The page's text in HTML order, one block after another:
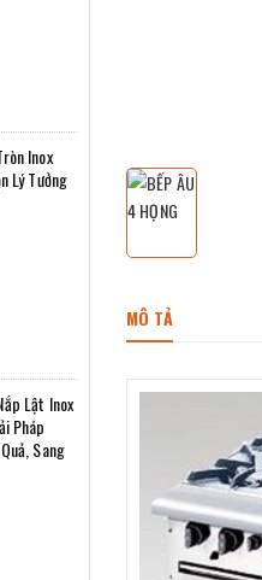
MÔ TẢ
Inox
Lý Tưởng
Lật Inox
Pháp
Sang